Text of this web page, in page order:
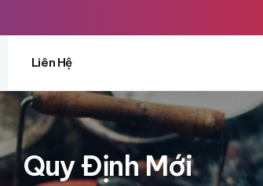
Liên Hệ
Quy Định Mới